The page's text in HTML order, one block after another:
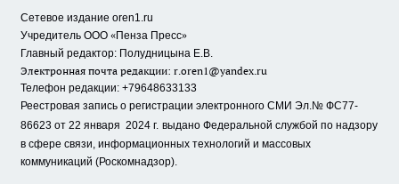
Сетевое издание oren1.ru
Учредитель ООО «Пенза Пресс»
Главный редактор: Полудницына Е.В.
Электронная почта редакции: r.oren1@yandex.ru
Телефон редакции: +79648633133
Реестровая запись о регистрации электронного СМИ Эл.№ ФС77-
86623 от 22 января 2024 г. выдано Федеральной службой по надзору
в сфере связи, информационных технологий и массовых
коммуникаций (Роскомнадзор).